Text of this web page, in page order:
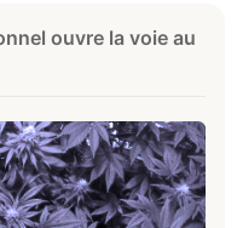
ouvre la voie au